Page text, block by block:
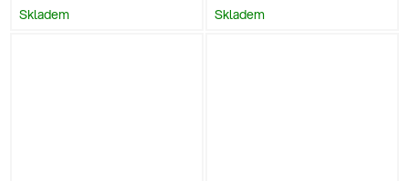
Skladem Skladem